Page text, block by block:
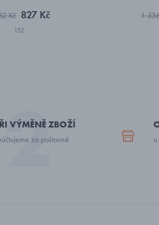
Kč 827 Kč
152
1
VÝMĚNĚ ZBOŽÍ
za poštovné